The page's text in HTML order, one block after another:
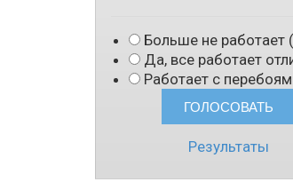
Больше не работает
Да, все работает
Работает с
Результаты